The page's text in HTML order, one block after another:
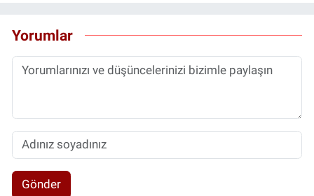
Yorumlar
Gönder